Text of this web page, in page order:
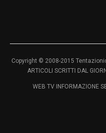
Copyright © 2008-2015
ARTICOLI SCRITTI DAL
WEB TV INFORMAZIONE